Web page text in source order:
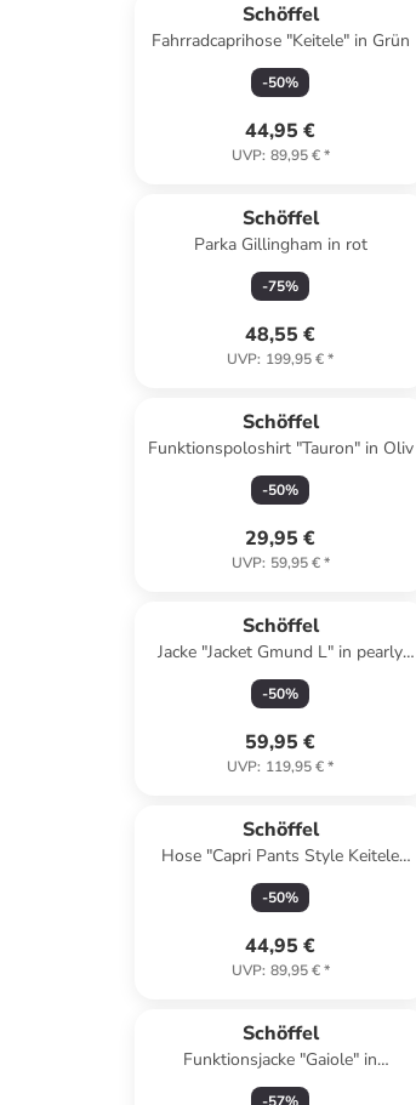
Schöffel
Fahrradcaprihose "Keitele" in Grün
-50%
44,95 €
UVP: 89,95 €*
Schöffel
Parka Gillingham in rot
-75%
48,55 €
UVP: 199,95 €*
Schöffel
Funktionspoloshirt "Tauron" in Oliv
-50%
29,95 €
UVP: 59,95 €*
Schöffel
Jacke "Jacket Gmund L" in pearly
afterglow
-50%
59,95 €
UVP: 119,95 €*
Schöffel
Hose "Capri Pants Style Keitele
WMS" in twilight mauve
-50%
44,95 €
UVP: 89,95 €*
Schöffel
Funktionsjacke "Gaiole" in
Dunkelblau